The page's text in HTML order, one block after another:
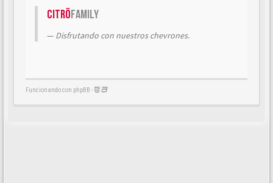
CitröFamily
Disfrutando con nuestros chevrones.
Funcionando con phpBB -